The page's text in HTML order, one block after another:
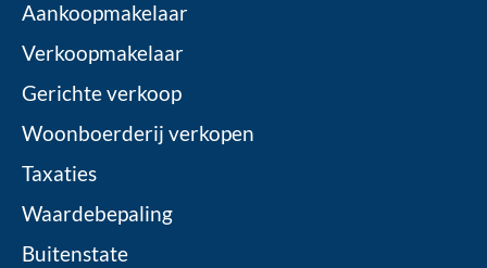
Aankoopmakelaar
Verkoopmakelaar
Gerichte verkoop
Woonboerderij verkopen
Taxaties
Waardebepaling
Buitenstate